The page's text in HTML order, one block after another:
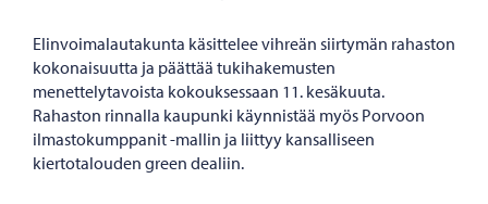
Elinvoimalautakunta käsittelee vihreän siirtymän rahaston
kokonaisuutta ja päättää tukihakemusten
menettelytavoista kokouksessaan 11. kesäkuuta.
Rahaston rinnalla kaupunki käynnistää myös Porvoon
ilmastokumppanit -mallin ja liittyy kansalliseen
kiertotalouden green dealiin.